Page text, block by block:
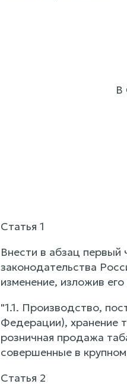
В
Статья 1
Внести в абзац первый
законодательства
изменение, изложив
"1.1. Производство,
Федерации), хранение
розничная продажа
совершенные в
Статья 2